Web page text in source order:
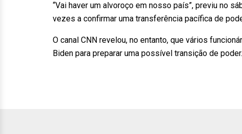
“Vai haver um alvoroço em nosso país”, previu no
vezes a confirmar uma transferência pacífica de
O canal CNN revelou, no entanto, que vários
Biden para preparar uma possível transição de poder.